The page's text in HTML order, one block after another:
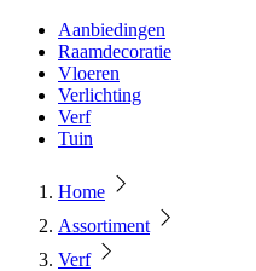
Aanbiedingen
Raamdecoratie
Vloeren
Verlichting
Verf
Tuin
Home
Assortiment
Verf